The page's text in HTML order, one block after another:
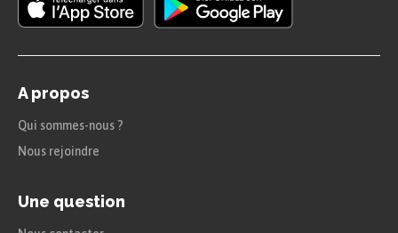
A propos
Qui sommes-nous ?
Nous rejoindre
Une question